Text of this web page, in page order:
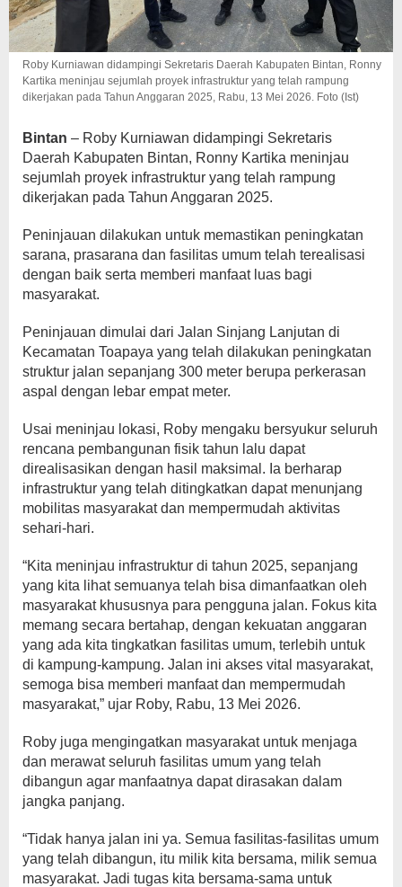
Roby Kurniawan didampingi Sekretaris Daerah Kabupaten Bintan, Ronny
Kartika meninjau sejumlah proyek infrastruktur yang telah rampung
dikerjakan pada Tahun Anggaran 2025, Rabu, 13 Mei 2026. Foto (Ist)
Bintan – Roby Kurniawan didampingi Sekretaris
Daerah Kabupaten Bintan, Ronny Kartika meninjau
sejumlah proyek infrastruktur yang telah rampung
dikerjakan pada Tahun Anggaran 2025.
Peninjauan dilakukan untuk memastikan peningkatan
sarana, prasarana dan fasilitas umum telah terealisasi
dengan baik serta memberi manfaat luas bagi
masyarakat.
Peninjauan dimulai dari Jalan Sinjang Lanjutan di
Kecamatan Toapaya yang telah dilakukan peningkatan
struktur jalan sepanjang 300 meter berupa perkerasan
aspal dengan lebar empat meter.
Usai meninjau lokasi, Roby mengaku bersyukur seluruh
rencana pembangunan fisik tahun lalu dapat
direalisasikan dengan hasil maksimal. Ia berharap
infrastruktur yang telah ditingkatkan dapat menunjang
mobilitas masyarakat dan mempermudah aktivitas
sehari-hari.
“Kita meninjau infrastruktur di tahun 2025, sepanjang
yang kita lihat semuanya telah bisa dimanfaatkan oleh
masyarakat khususnya para pengguna jalan. Fokus kita
memang secara bertahap, dengan kekuatan anggaran
yang ada kita tingkatkan fasilitas umum, terlebih untuk
di kampung-kampung. Jalan ini akses vital masyarakat,
semoga bisa memberi manfaat dan mempermudah
masyarakat,” ujar Roby, Rabu, 13 Mei 2026.
Roby juga mengingatkan masyarakat untuk menjaga
dan merawat seluruh fasilitas umum yang telah
dibangun agar manfaatnya dapat dirasakan dalam
jangka panjang.
“Tidak hanya jalan ini ya. Semua fasilitas-fasilitas umum
yang telah dibangun, itu milik kita bersama, milik semua
masyarakat. Jadi tugas kita bersama-sama untuk